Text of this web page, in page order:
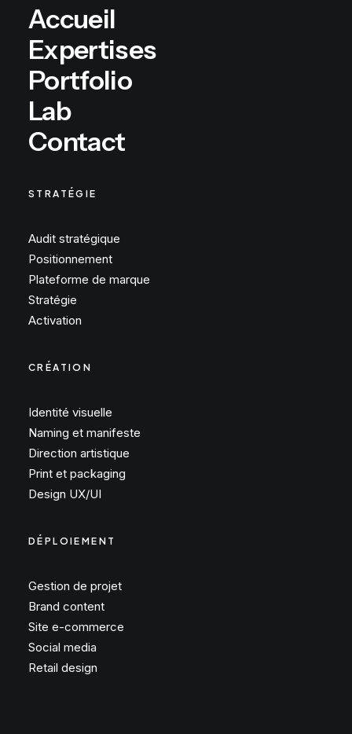
Accueil
Expertises
Portfolio
Lab
Contact
STRATÉGIE
Audit stratégique
Positionnement
Plateforme de marque
Stratégie
Activation
CRÉATION
Identité visuelle
Naming et manifeste
Direction artistique
Print et packaging
Design UX/UI
DÉPLOIEMENT
Gestion de projet
Brand content
Site e-commerce
Social media
Retail design